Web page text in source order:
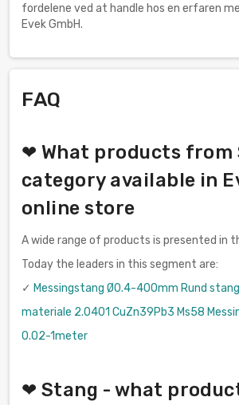
fordelene ved at handle hos en erfaren
Evek GmbH.
FAQ
❤ What products from
category available in
online store
A wide range of products is presented in
Today the leaders in this segment are:
✓ Messingstang Ø0.4-400mm Rund stang
materiale 2.0401 CuZn39Pb3 Ms58
0.02-1meter
❤ Stang - what